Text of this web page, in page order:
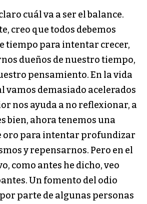
cuál va a ser el balance.
creo que todos debemos
tiempo para intentar crecer,
dueños de nuestro tiempo,
pensamiento. En la vida
vamos demasiado acelerados
nos ayuda a no reflexionar, a
bien, ahora tenemos una
oro para intentar profundizar
y repensarnos. Pero en el
como antes he dicho, veo
Un fomento del odio
parte de algunas personas